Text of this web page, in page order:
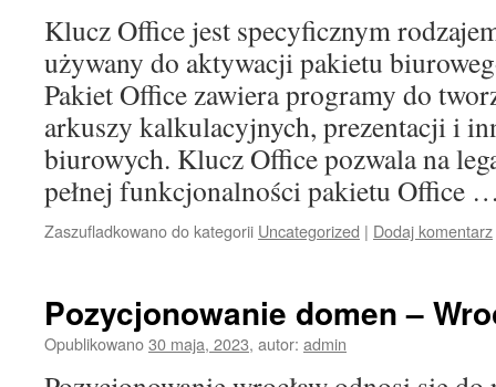
Klucz Office jest specyficznym
używany do aktywacji pakietu
Pakiet Office zawiera programy do
arkuszy kalkulacyjnych, prezentacji i
biurowych. Klucz Office pozwala na
pełnej funkcjonalności pakietu Office
Zaszufladkowano do kategorii Uncategorized | Dodaj komentarz
Pozycjonowanie domen –
Opublikowano30 maja, 2023, autor: admin